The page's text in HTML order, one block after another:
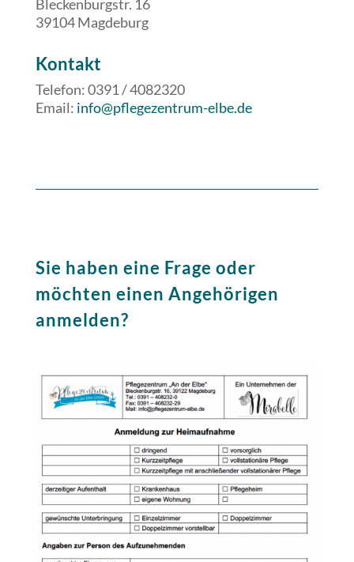
Bleckenburgstr. 16
39104 Magdeburg
​​Kontakt
Telefon: 0391 / 4082320
Email: info@pflegezentrum-elbe.de
Sie haben eine Frage oder
möchten einen Angehörigen
anmelden?